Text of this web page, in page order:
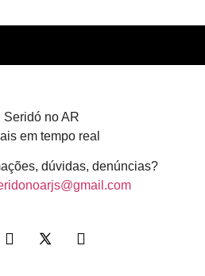
Seridó no AR
em tempo real
dúvidas, denúncias?